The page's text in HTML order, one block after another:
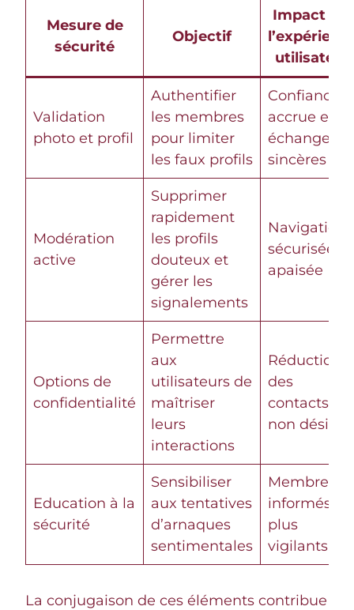
Mesure de
sécurité
Objectif
Impact sur
utilisateur
Validation
photo et profil
Authentifier
les membres
pour limiter
les faux profils
Confiance
accrue et
échanges
sincères
Modération
active
Supprimer
rapidement
les profils
douteux et
gérer les
signalements
Navigation
sécurisée et
apaisée
Options de
confidentialité
Permettre
aux
utilisateurs de
maîtriser
leurs
interactions
Réduction
des
contacts
non désirés
Education à la
sécurité
Sensibiliser
aux tentatives
d’arnaques
sentimentales
Membres
informés et
plus
vigilants
La conjugaison de ces éléments contribue